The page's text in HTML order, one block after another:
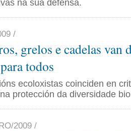
na súa defensa.
/
grelos e cadelas van
todos
ecoloxistas coinciden en
protección da diversidade
2009 /